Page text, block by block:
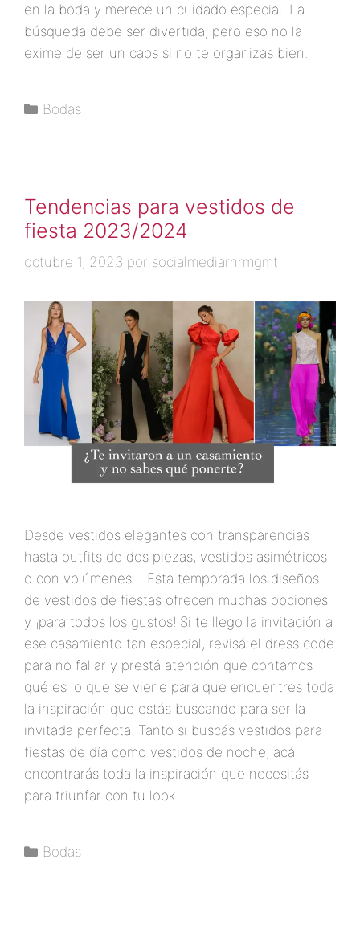
en la boda y merece un cuidado especial. La
búsqueda debe ser divertida, pero eso no la
exime de ser un caos si no te organizas bien.
Bodas
Tendencias para vestidos de
fiesta 2023/2024
octubre 1, 2023 por socialmediarnrmgmt
Desde vestidos elegantes con transparencias
hasta outfits de dos piezas, vestidos asimétricos
o con volúmenes… Esta temporada los diseños
de vestidos de fiestas ofrecen muchas opciones
y ¡para todos los gustos! Si te llego la invitación a
ese casamiento tan especial, revisá el dress code
para no fallar y prestá atención que contamos
qué es lo que se viene para que encuentres toda
la inspiración que estás buscando para ser la
invitada perfecta. Tanto si buscás vestidos para
fiestas de día como vestidos de noche, acá
encontrarás toda la inspiración que necesitás
para triunfar con tu look.
Bodas